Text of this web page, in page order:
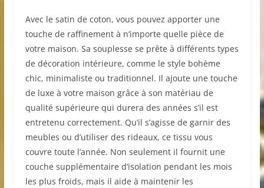
Avec le satin de coton, vous pouvez apporter une
touche de raffinement à n’importe quelle pièce de
votre maison. Sa souplesse se prête à différents types
de décoration intérieure, comme le style bohème
chic, minimaliste ou traditionnel. Il ajoute une touche
de luxe à votre maison grâce à son matériau de
qualité supérieure qui durera des années s’il est
entretenu correctement. Qu’il s’agisse de garnir des
meubles ou d’utiliser des rideaux, ce tissu vous
couvre toute l’année. Non seulement il fournit une
couche supplémentaire d’isolation pendant les mois
les plus froids, mais il aide à maintenir les